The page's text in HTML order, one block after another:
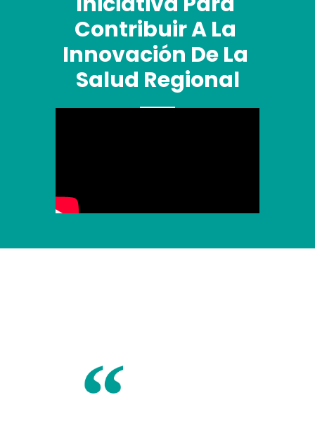
Contribuir A La
Innovación De La
Salud Regional